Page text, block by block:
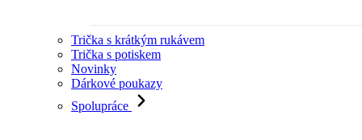
Trička s krátkým rukávem
Trička s potiskem
Novinky
Dárkové poukazy
Spolupráce